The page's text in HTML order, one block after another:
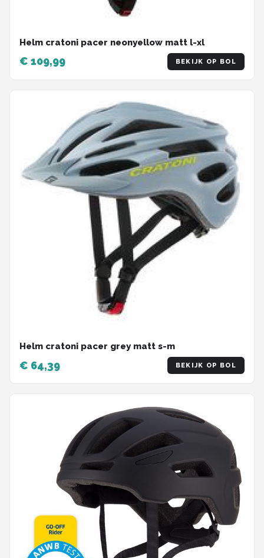
Helm cratoni pacer neonyellow matt l-xl
€ 109,99 BEKIJK OP BOL
Helm cratoni pacer grey matt s-m
€ 64,39 BEKIJK OP BOL